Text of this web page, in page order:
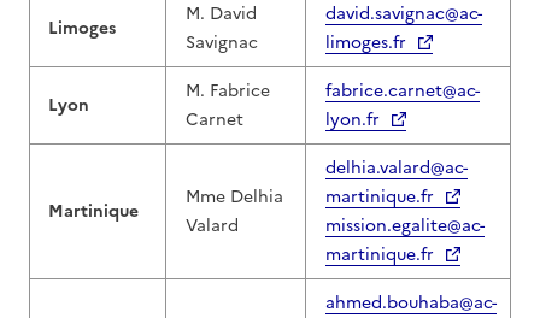
Limoges
M. David
Savignac
david.savignac@ac-
limoges.fr
Lyon
M. Fabrice
Carnet
fabrice.carnet@ac-
lyon.fr
Martinique
Mme Delhia
Valard
delhia.valard@ac-
martinique.fr
mission.egalite@ac-
martinique.fr
ahmed.bouhaba@ac-